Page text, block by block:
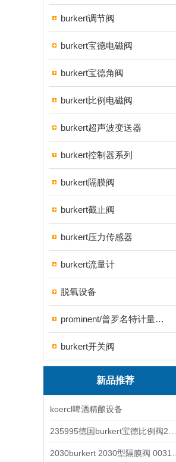
burkert调节阀
burkert宝德电磁阀
burkert宝德角阀
burkert比例电磁阀
burkert超声波变送器
burkert控制器系列
burkert隔膜阀
burkert截止阀
burkert压力传感器
burkert流量计
脱氧设备
prominent/普罗名特计量泵系列
burkert开关阀
新品推荐
koercl啤酒精酿设备